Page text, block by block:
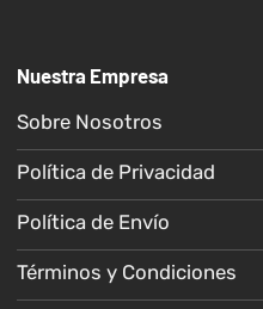
Nuestra Empresa
Sobre Nosotros
Política de Privacidad
Política de Envío
Términos y Condiciones